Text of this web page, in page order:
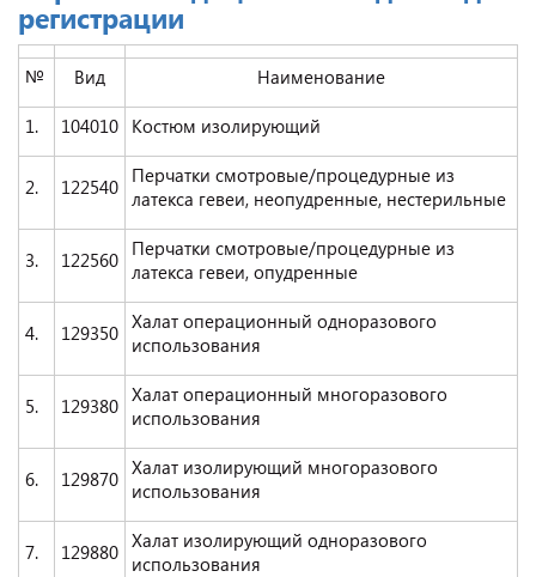
регистрации
№ Вид Наименование
1. 104010 Костюм изолирующий
2. 122540 Перчатки смотровые/процедурные из
латекса гевеи, неопудренные, нестерильные
3. 122560 Перчатки смотровые/процедурные из
латекса гевеи, опудренные
4. 129350 Халат операционный одноразового
использования
5. 129380 Халат операционный многоразового
использования
6. 129870 Халат изолирующий многоразового
использования
7. 129880 Халат изолирующий одноразового
использования